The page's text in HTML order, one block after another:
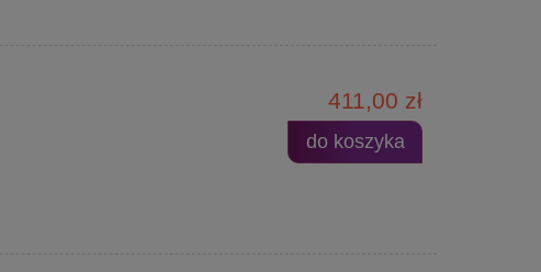
411,00 zł
do koszyka